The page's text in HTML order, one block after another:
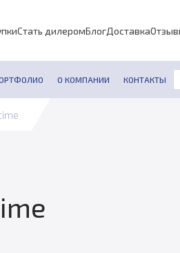
Стать дилеромБлогДоставка
О КОМПАНИИ КОНТАКТЫ